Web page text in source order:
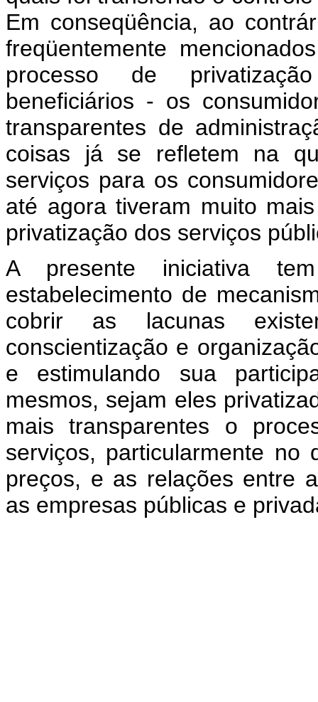
Em conseqüência, ao
freqüentemente
processo de
beneficiários - os
transparentes de
coisas já se refletem na
serviços para os
até agora tiveram muito
privatização dos serviços
A presente iniciativa
estabelecimento de
cobrir as lacunas
conscientização e
e estimulando sua
mesmos, sejam eles
mais transparentes o
serviços, particularmente
preços, e as relações entre
as empresas públicas e